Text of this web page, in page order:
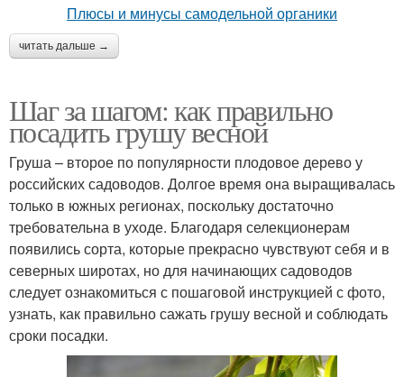
читать дальше →
Шаг за шагом: как правильно
посадить грушу весной
Груша – второе по популярности плодовое дерево у
российских садоводов. Долгое время она выращивалась
только в южных регионах, поскольку достаточно
требовательна в уходе. Благодаря селекционерам
появились сорта, которые прекрасно чувствуют себя и в
северных широтах, но для начинающих садоводов
следует ознакомиться с пошаговой инструкцией с фото,
узнать, как правильно сажать грушу весной и соблюдать
сроки посадки.